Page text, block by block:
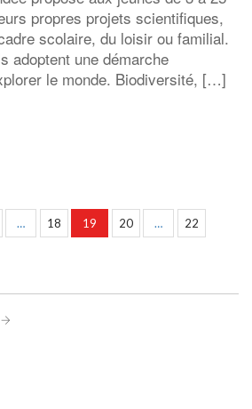
propres projets scientifiques,
scolaire, du loisir ou familial.
adoptent une démarche
le monde. Biodiversité, […]
… 18 19 20 …
22